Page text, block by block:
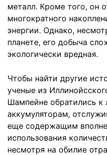
металл. Кроме того, он
многократного
энергии. Однако,
планете, его добыча
экологически вредная.
Чтобы найти другие
ученые из
Шампейне обратились к
аккумуляторам,
еще содержащим
использования
несмотря на обилие